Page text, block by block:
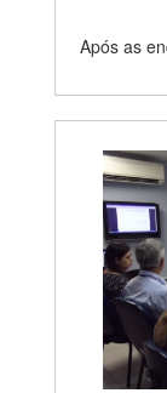
Após as